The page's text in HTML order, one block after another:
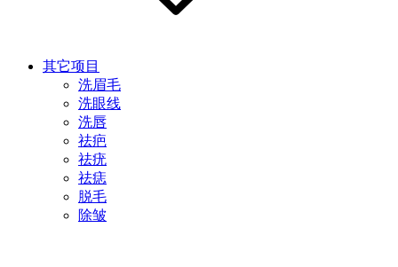
其它项目
洗眉毛
洗眼线
洗唇
祛疤
祛疣
祛痣
脱毛
除皱